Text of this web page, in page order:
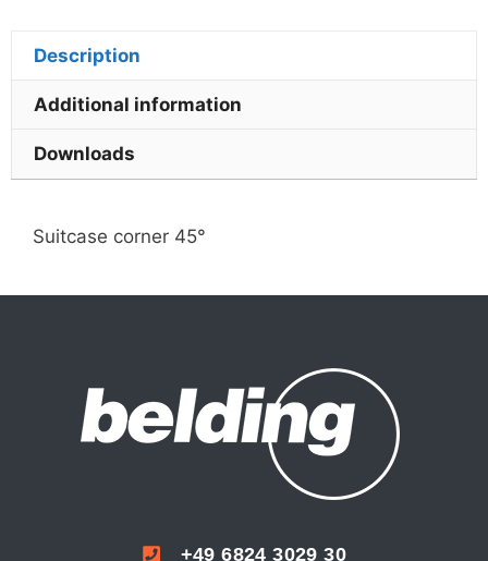
Description
Additional information
Downloads
Suitcase corner 45°
+49 6824 3029 30